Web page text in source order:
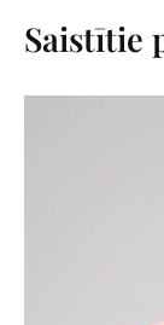
Saistītie